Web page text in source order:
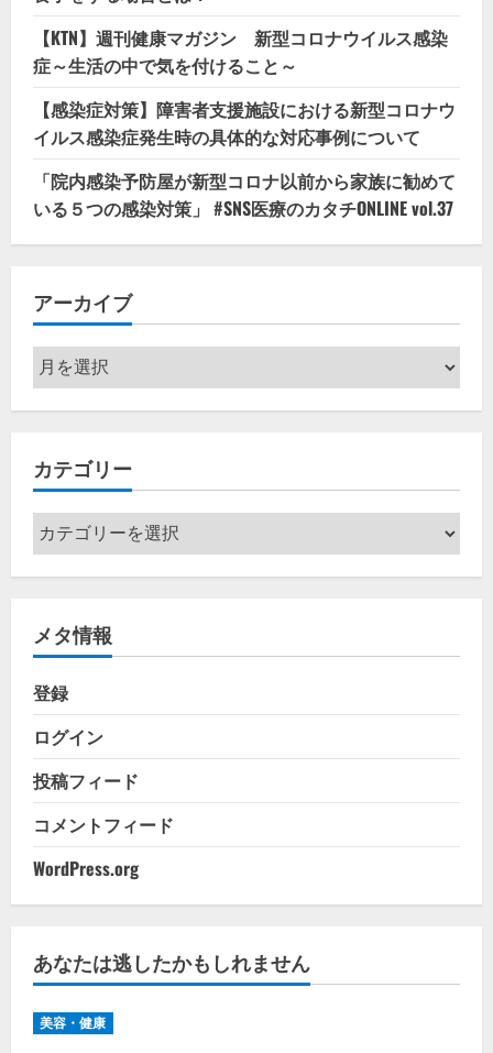
【KTN】週刊健康マガジン 新型コロナウイルス感染
症～生活の中で気を付けること～
【感染症対策】障害者支援施設における新型コロナウ
イルス感染症発生時の具体的な対応事例について
「院内感染予防屋が新型コロナ以前から家族に勧めて
いる５つの感染対策」 #SNS医療のカタチONLINE vol.37
アーカイブ
ア
ー
カ
ブ
カテゴリー
カ
テ
ゴ
ー
メタ情報
登録
ログイン
投稿フィード
コメントフィード
WordPress.org
あなたは逃したかもしれません
美容・健康